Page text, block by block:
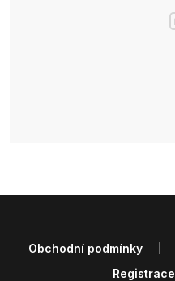
Obchodní podmínky
Registrace